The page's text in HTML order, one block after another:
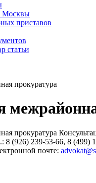
Москвы
приставов
статьи
8 (926) 239-53-66, 8 (499)
почте: